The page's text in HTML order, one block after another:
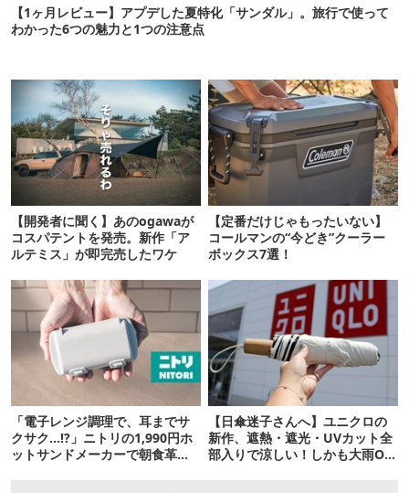
【1ヶ月レビュー】アプデした夏特化「サンダル」。旅行で使って
わかった6つの魅力と1つの注意点
【開発者に聞く】あのogawaが
コスパテントを発売。新作「ア
ルテミス」が即完売したワケ
【定番だけじゃもったいない】
コールマンの“今どき”クーラー
ボックス7選！
「電子レンジ調理で、耳までサ
クサク…!?」ニトリの1,990円ホ
ットサンドメーカーで朝食革命
【日傘迷子さんへ】ユニクロの
新作、遮熱・遮光・UVカット全
部入りで涼しい！しかも大雨OK